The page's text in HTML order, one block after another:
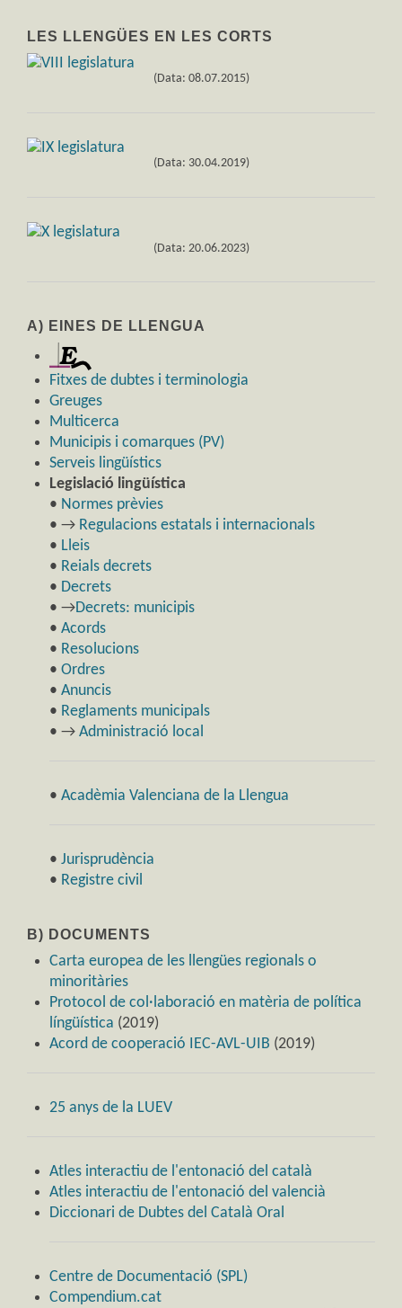
LES LLENGÜES EN LES CORTS
(Data: 08.07.2015)
(Data: 30.04.2019)
(Data: 20.06.2023)
A) EINES DE LLENGUA
Fitxes de dubtes i terminologia
Greuges
Multicerca
Municipis i comarques (PV)
Serveis lingüístics
Legislació lingüística
• Normes prèvies
• → Regulacions estatals i internacionals
• Lleis
• Reials decrets
• Decrets
• →Decrets: municipis
• Acords
• Resolucions
• Ordres
• Anuncis
• Reglaments municipals
• → Administració local
• Acadèmia Valenciana de la Llengua
• Jurisprudència
• Registre civil
B) DOCUMENTS
Carta europea de les llengües regionals o
minoritàries
Protocol de col·laboració en matèria de política
língüística (2019)
Acord de cooperació IEC-AVL-UIB (2019)
25 anys de la LUEV
Atles interactiu de l'entonació del català
Atles interactiu de l'entonació del valencià
Diccionari de Dubtes del Català Oral
Centre de Documentació (SPL)
Compendium.cat